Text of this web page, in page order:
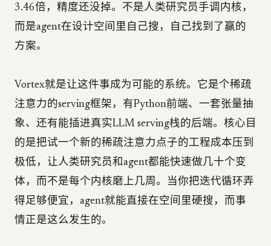
3.46倍，精度还没掉。不是人类研究员手调内核，
而是agent在设计空间里自己搜，自己找到了赢的
方案。
Vortex就是让这件事成为可能的系统。它是个稀疏
注意力的serving框架，有Python前端、一套张量抽
象、还有能插进真实LLM serving栈的后端。核心目
的是把试一个新的稀疏注意力点子的工程成本压到
极低，让人类研究员和agent都能快速做几十个变
体，而不是每个内核磨上几周。当你把迭代循环弄
得足够便宜，agent就能直接在空间里硬搜，而事
情正是这么发生的。